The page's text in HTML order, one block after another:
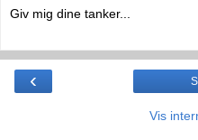
Giv mig dine tanker...
‹
Vis